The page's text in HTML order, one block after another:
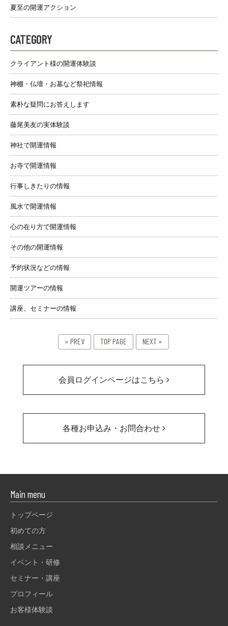
夏至の開運アクション
CATEGORY
クライアント様の開運体験談
神棚・仏壇・お墓など祭祀情報
素朴な疑問にお答えします
藤尾美友の実体験談
神社で開運情報
お寺で開運情報
行事しきたりの情報
風水で開運情報
心の在り方で開運情報
その他の開運情報
予約状況などの情報
開運ツアーの情報
講座、セミナーの情報
« PREV TOP PAGE NEXT »
会員ログインページはこちら
各種お申込み・お問合わせ
Main menu
トップページ
初めての方
相談メニュー
イベント・研修
セミナー・講座
プロフィール
お客様体験談